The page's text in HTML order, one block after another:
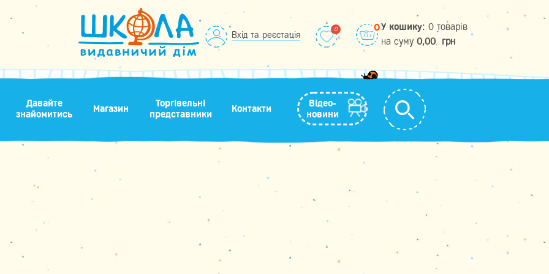
Вхід та реєстація
0У кошику: 0 товарів
на cуму 0,00 грн
Давайте
знайомитись
Магазин
Торгівельні
представники
Контакти
Відео-
новини